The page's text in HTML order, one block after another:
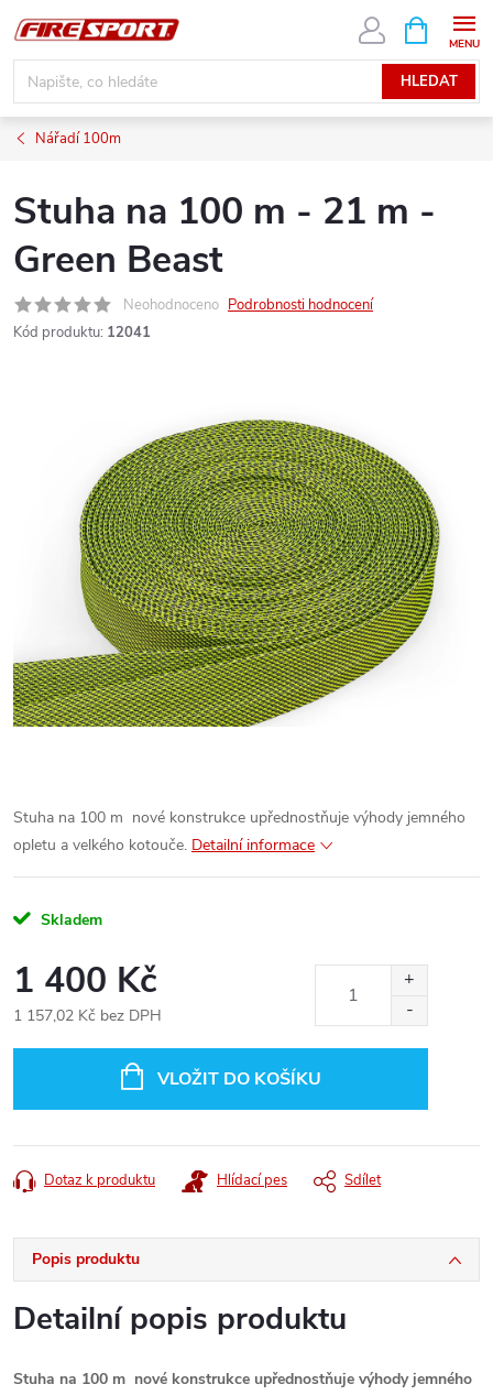
na
obsah
HLEDAT
NÁKUPNÍ
KOŠÍK
Nářadí 100m
Stuha na 100 m - 21 m -
Green Beast
Neohodnoceno Podrobnosti hodnocení
Kód produktu: 12041
Stuha na 100 m nové konstrukce upřednostňuje výhody jemného
opletu a velkého kotouče. Detailní informace
Skladem
1 400 Kč
1 157,02 Kč bez DPH
VLOŽIT DO KOŠÍKU
Dotaz k produktu Hlídací pes Sdílet
Popis produktu
Detailní popis produktu
Stuha na 100 m nové konstrukce upřednostňuje výhody jemného